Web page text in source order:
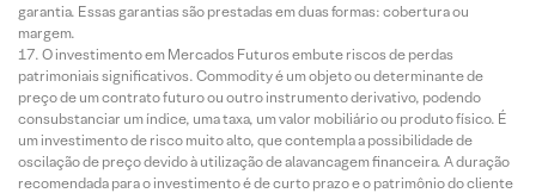
garantia. Essas garantias são prestadas em duas formas: cobertura ou
margem.
O investimento em Mercados Futuros embute riscos de perdas
patrimoniais significativos. Commodity é um objeto ou determinante de
preço de um contrato futuro ou outro instrumento derivativo, podendo
consubstanciar um índice, uma taxa, um valor mobiliário ou produto físico. É
um investimento de risco muito alto, que contempla a possibilidade de
oscilação de preço devido à utilização de alavancagem financeira. A duração
recomendada para o investimento é de curto prazo e o patrimônio do cliente